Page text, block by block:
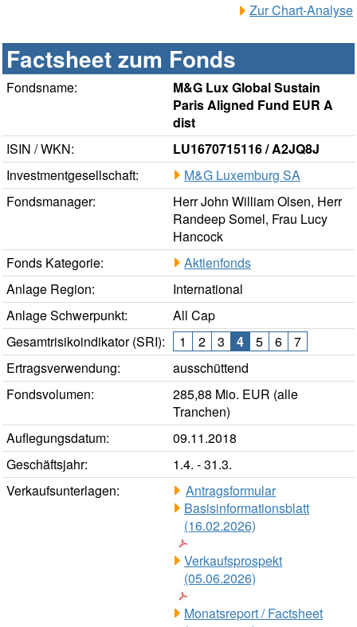
Zur Chart-Analyse
Factsheet zum Fonds
Fondsname:
M&G Lux Global Sustain
Paris Aligned Fund EUR A
dist
ISIN / WKN:
LU1670715116 / A2JQ8J
Investmentgesellschaft:
M&G Luxemburg SA
Fondsmanager:
Herr John William Olsen, Herr
Randeep Somel, Frau Lucy
Hancock
Fonds Kategorie:
Aktienfonds
Anlage Region:
International
Anlage Schwerpunkt:
All Cap
Gesamtrisikoindikator (SRI):
1 2 3 4 5 6
7
Ertragsverwendung:
ausschüttend
Fondsvolumen:
285,88 Mio. EUR (alle
Tranchen)
Auflegungsdatum:
09.11.2018
Geschäftsjahr:
1.4. - 31.3.
Verkaufsunterlagen:
Antragsformular
Basisinformationsblatt
(16.02.2026)
Verkaufsprospekt
(05.06.2026)
Monatsreport / Factsheet